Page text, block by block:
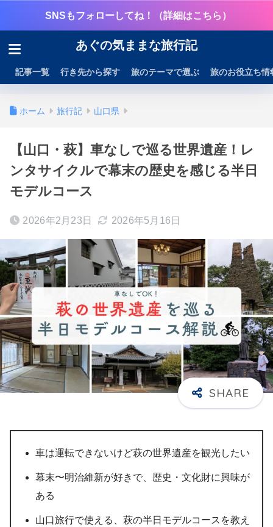
SNSもフォローしてね！（詳細はこちら）
あぐの気ままな旅行記
記事一覧 行き先から探す 旅のテーマで選ぶ 旅のお役立ち情
ホーム 旅行記 山口県
【山口・萩】車なしで巡る世界遺産！レ
ンタサイクルで幕末の歴史を感じる半日
モデルコース
2026年2月23日 2026年5月16日
車は運転できないけど萩の世界遺産を観光したい
幕末〜明治維新が好きで、歴史・文化財に興味が
ある
山口旅行で使える、萩の半日モデルコースを教え